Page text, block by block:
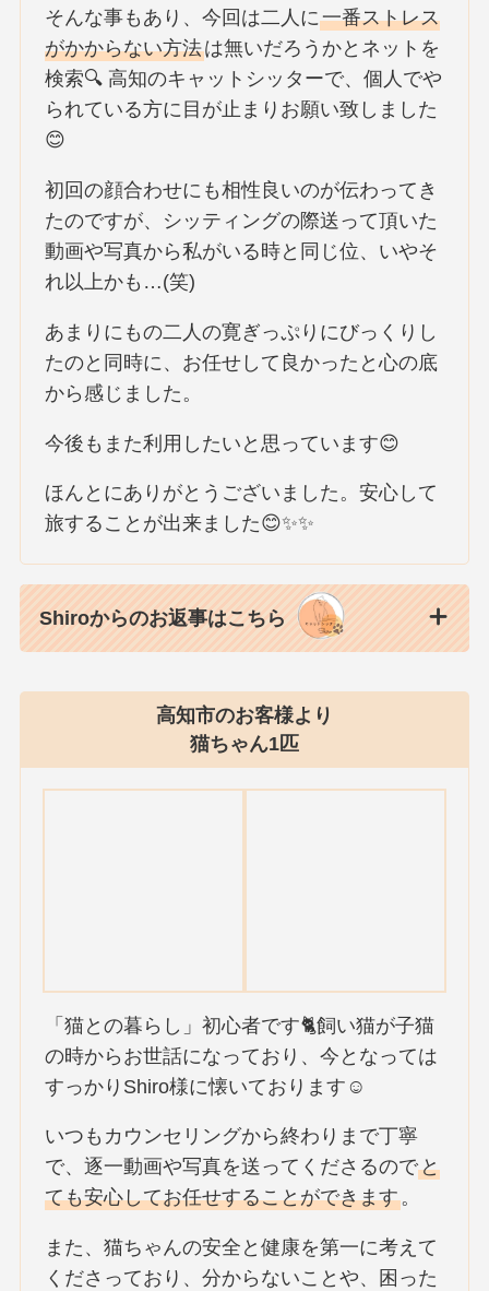
そんな事もあり、今回は二人に一番ストレス
がかからない方法は無いだろうかとネットを
検索🔍 高知のキャットシッターで、個人でや
られている方に目が止まりお願い致しました
😊
初回の顔合わせにも相性良いのが伝わってき
たのですが、シッティングの際送って頂いた
動画や写真から私がいる時と同じ位、いやそ
れ以上かも…(笑)
あまりにもの二人の寛ぎっぷりにびっくりし
たのと同時に、お任せして良かったと心の底
から感じました。
今後もまた利用したいと思っています😊
ほんとにありがとうございました。安心して
旅することが出来ました😊✨✨
Shiroからのお返事はこちら
高知市のお客様より
猫ちゃん1匹
「猫との暮らし」初心者です🐈飼い猫が子猫
の時からお世話になっており、今となっては
すっかりShiro様に懐いております☺️
いつもカウンセリングから終わりまで丁寧
で、逐一動画や写真を送ってくださるのでと
ても安心してお任せすることができます。
また、猫ちゃんの安全と健康を第一に考えて
くださっており、分からないことや、困った